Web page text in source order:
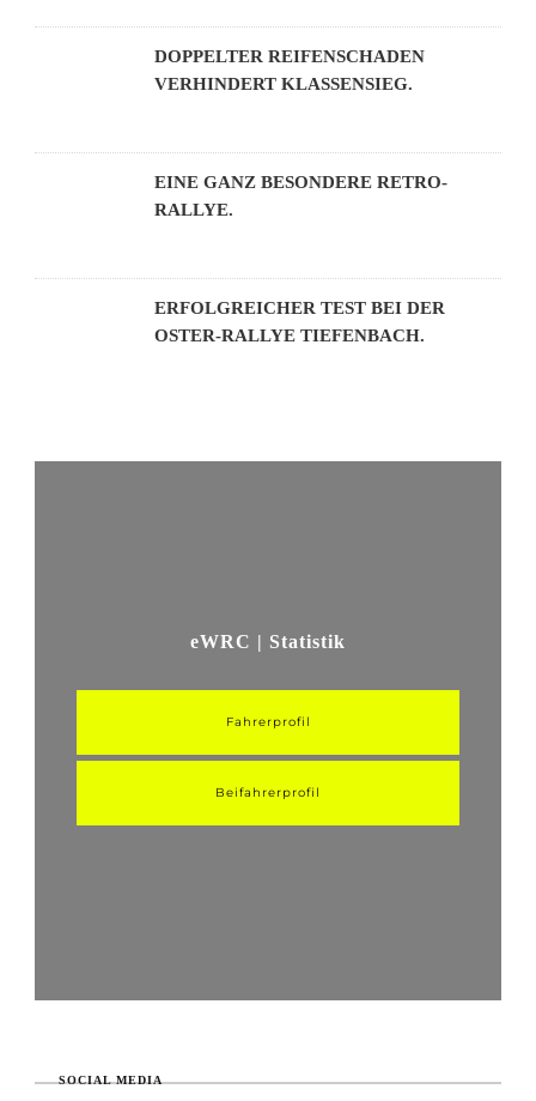
DOPPELTER REIFENSCHADEN
VERHINDERT KLASSENSIEG.
EINE GANZ BESONDERE RETRO-
RALLYE.
ERFOLGREICHER TEST BEI DER
OSTER-RALLYE TIEFENBACH.
eWRC | Statistik
Fahrerprofil
Beifahrerprofil
SOCIAL MEDIA